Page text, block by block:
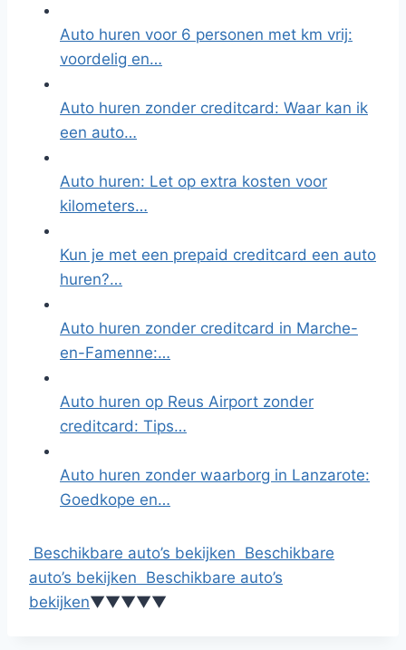
Auto huren voor 6 personen met km vrij:
voordelig en…
Auto huren zonder creditcard: Waar kan ik
een auto…
Auto huren: Let op extra kosten voor
kilometers…
Kun je met een prepaid creditcard een auto
huren?…
Auto huren zonder creditcard in Marche-
en-Famenne:…
Auto huren op Reus Airport zonder
creditcard: Tips…
Auto huren zonder waarborg in Lanzarote:
Goedkope en…
Beschikbare auto’s bekijken Beschikbare
auto’s bekijken Beschikbare auto’s
bekijken▼▼▼▼▼